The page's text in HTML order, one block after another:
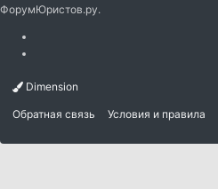
ФорумЮристов.ру.
Dimension
Обратная связь Условия и правила